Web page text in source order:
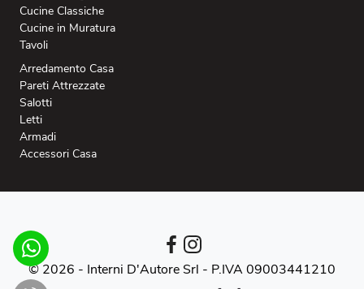
Cucine Classiche
Cucine in Muratura
Tavoli
Arredamento Casa
Pareti Attrezzate
Salotti
Letti
Armadi
Accessori Casa
© 2026 - Interni D'Autore Srl - P.IVA 09003441210